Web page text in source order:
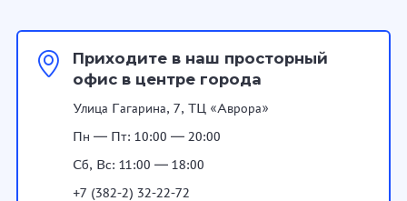
Приходите в наш просторный
офис в центре города
Улица Гагарина, 7, ТЦ «Аврора»
Пн — Пт: 10:00 — 20:00
Сб, Вс: 11:00 — 18:00
+7 (382-2) 32-22-72